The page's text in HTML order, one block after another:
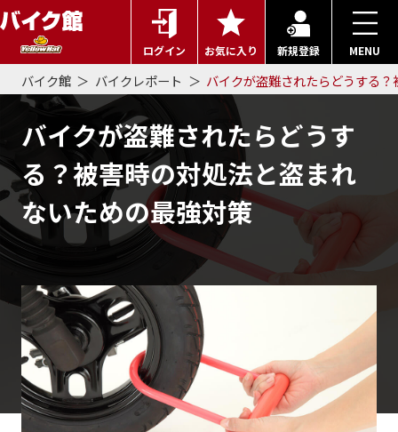
ログイン お気に入り 新規登録 MENU
バイク館 バイクレポート バイクが盗難されたらどうする
バイクが盗難されたらどうす
る？被害時の対処法と盗まれ
ないための最強対策